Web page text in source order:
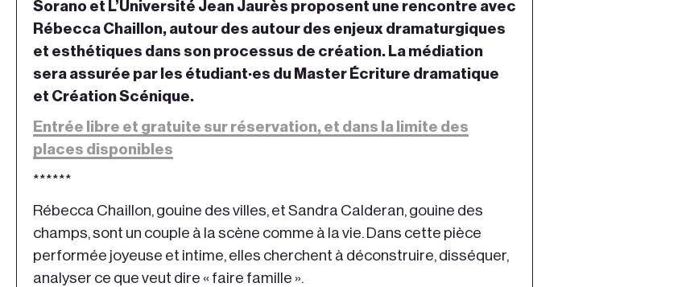
Sorano et L’Université Jean Jaurès proposent une rencontre avec
Rébecca Chaillon, autour des autour des enjeux dramaturgiques
et esthétiques dans son processus de création. La médiation
sera assurée par les étudiant·es du Master Écriture dramatique
et Création Scénique.
Entrée libre et gratuite sur réservation, et dans la limite des
places disponibles
******
Rébecca Chaillon, gouine des villes, et Sandra Calderan, gouine des
champs, sont un couple à la scène comme à la vie. Dans cette pièce
performée joyeuse et intime, elles cherchent à déconstruire, disséquer,
analyser ce que veut dire « faire famille ».